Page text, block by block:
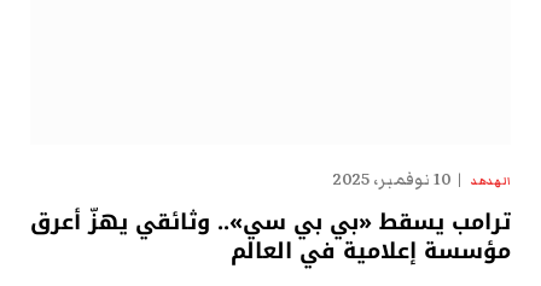
الهدهد 10 نوفمبر، 2025
ترامب يسقط «بي بي سي».. وثائقي يهزّ أعرق
مؤسسة إعلامية في العالم